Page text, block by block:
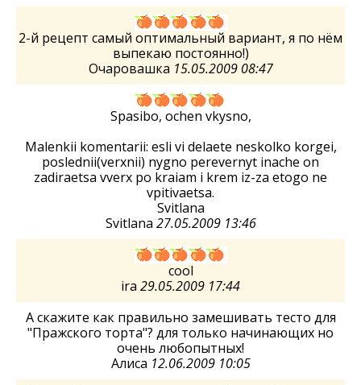
2-й рецепт самый оптимальный вариант, я по нём
выпекаю постоянно!)
Очаровашка 15.05.2009 08:47
Spasibo, ochen vkysno,
Malenkii komentarii: esli vi delaete neskolko korgei,
poslednii(verxnii) nygno perevernyt inache on
zadiraetsa vverx po kraiam i krem iz-za etogo ne
vpitivaetsa.
Svitlana
Svitlana 27.05.2009 13:46
cool
ira 29.05.2009 17:44
А скажите как правильно замешивать тесто для
"Пражского торта"? для только начинающих но
очень любопытных!
Алиса 12.06.2009 10:05